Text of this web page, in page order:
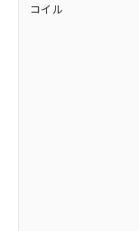
コイル